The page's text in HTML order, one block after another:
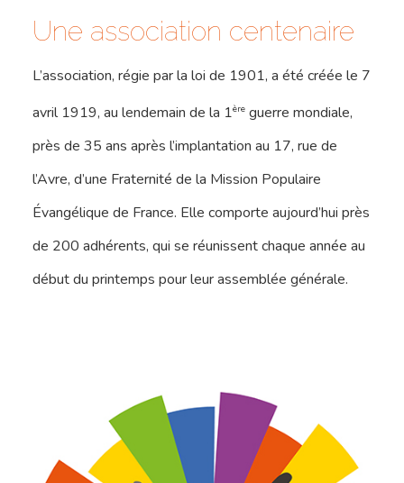
Une association centenaire
L’association, régie par la loi de 1901, a été créée le 7
avril 1919, au lendemain de la 1èreguerre mondiale,
près de 35 ans après l’implantation au 17, rue de
l’Avre, d’une Fraternité de la Mission Populaire
Évangélique de France. Elle comporte aujourd’hui près
de 200 adhérents, qui se réunissent chaque année au
début du printemps pour leur assemblée générale.